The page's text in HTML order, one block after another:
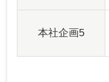
本社企画5